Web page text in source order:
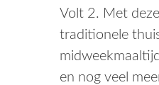
Volt 2. Met
traditionele
en nog veel